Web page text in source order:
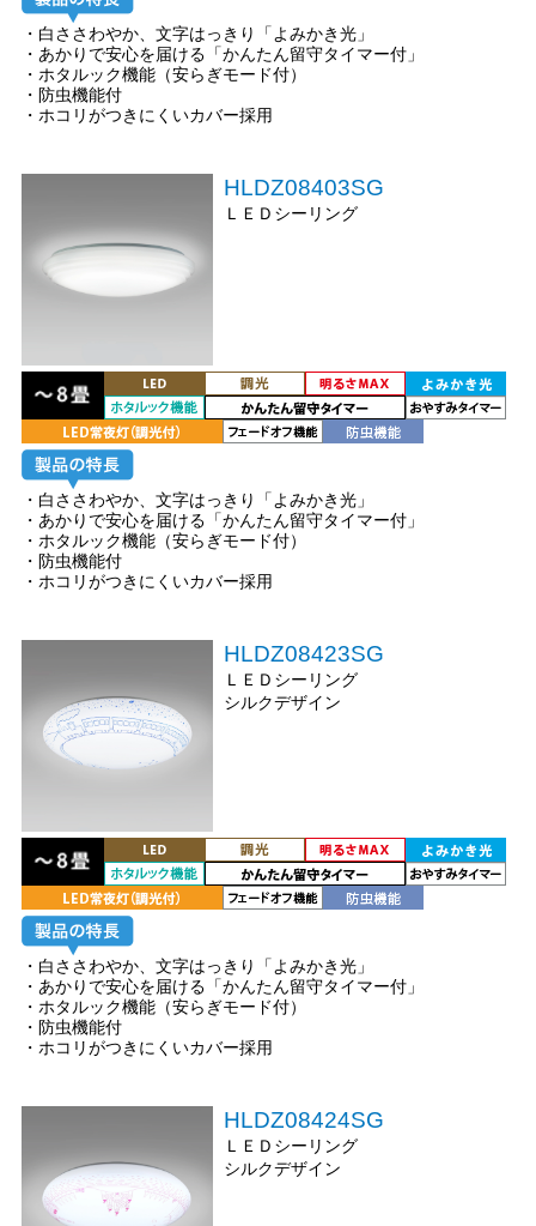
・白ささわやか、文字はっきり「よみかき光」
・あかりで安心を届ける「かんたん留守タイマー付」
・ホタルック機能（安らぎモード付）
・防虫機能付
・ホコリがつきにくいカバー採用
HLDZ08403SG
ＬＥＤシーリング
・白ささわやか、文字はっきり「よみかき光」
・あかりで安心を届ける「かんたん留守タイマー付」
・ホタルック機能（安らぎモード付）
・防虫機能付
・ホコリがつきにくいカバー採用
HLDZ08423SG
ＬＥＤシーリング
シルクデザイン
・白ささわやか、文字はっきり「よみかき光」
・あかりで安心を届ける「かんたん留守タイマー付」
・ホタルック機能（安らぎモード付）
・防虫機能付
・ホコリがつきにくいカバー採用
HLDZ08424SG
ＬＥＤシーリング
シルクデザイン